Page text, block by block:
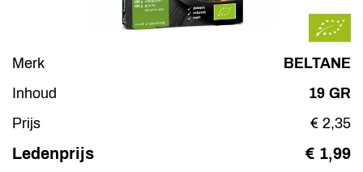
Merk
BELTANE
Inhoud
19 GR
Prijs
€ 2,35
Ledenprijs € 1,99